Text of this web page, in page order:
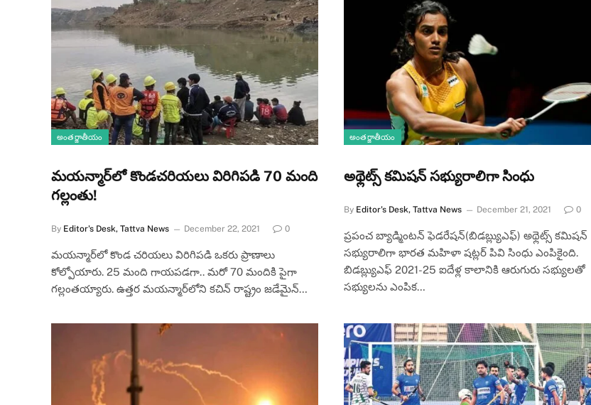
అంతర్జాతీయం
మ‌య‌న్మార్‌లో కొండచరియలు విరిగిపడి 70 మంది
గల్లంతు!
By Editor's Desk, Tattva News December 22, 2021 0
మయన్మార్‌లో కొండ చరియలు విరిగిపడి ఒకరు ప్రాణాలు
కోల్పోయారు. 25 మంది గాయపడగా.. మరో 70 మందికి పైగా
గల్లంతయ్యారు. ఉత్తర మయన్మార్‌లోని కచిన్‌ రాష్ట్రం జడేమైన్‌…
అంతర్జాతీయం
అథ్లెట్స్‌ కమిషన్‌ సభ్యురాలిగా సింధు
By Editor's Desk, Tattva News December 21, 2021 0
ప్రపంచ బ్యాడ్మింటన్‌ ఫెడరేషన్‌(బిడబ్ల్యుఎఫ్‌) అథ్లెట్స్‌ కమిషన్‌
సభ్యురాలిగా భారత మహిళా షట్లర్‌ పివి సింధు ఎంపికైంది.
బిడబ్ల్యుఎఫ్‌ 2021-25 ఐదేళ్ల కాలానికి ఆరుగురు సభ్యులతో
సభ్యులను ఎంపిక…